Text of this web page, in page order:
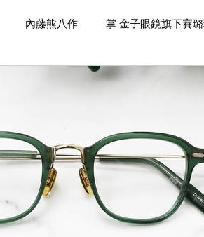
內藤熊八作 掌 金子眼鏡旗下賽
EYEVAN7285
KAMEMANNEN MYKITA
JULIUS TART OPTICAL AKIRA AND